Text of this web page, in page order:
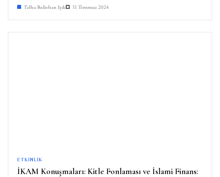
Talha Bedirhan Işık 31 Temmuz 2024
ETKINLIK
İKAM Konuşmaları: Kitle Fonlaması ve İslami Finans: